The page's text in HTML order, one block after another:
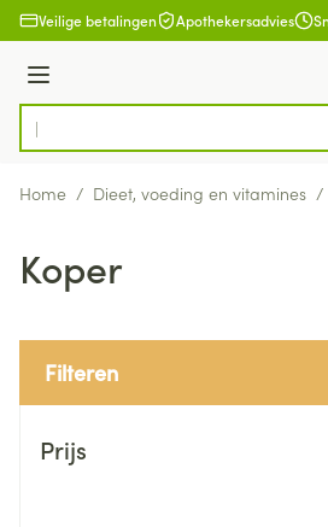
Ga naar de inhoud
Veilige betalingen Apothekersadvies
Menu
Product, merk, categorie...
Home / Dieet, voeding en vitamines /
Koper
Filteren
Prijs